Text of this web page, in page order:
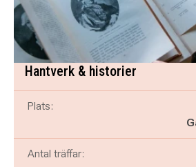
Hantverk & historier
Plats:
Antal träffar: